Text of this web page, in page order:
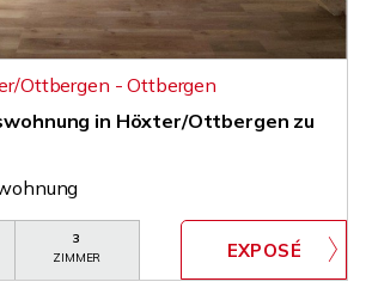
Ottbergen - Ottbergen
in Höxter/Ottbergen zu
3
ZIMMER